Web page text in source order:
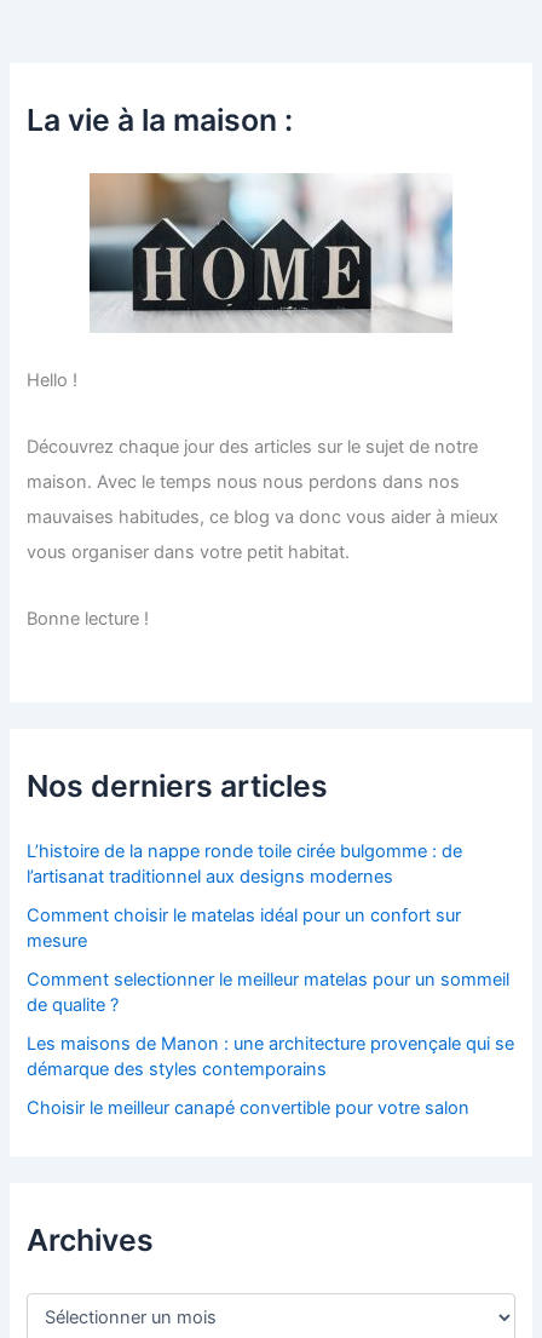
La vie à la maison :
Hello !
Découvrez chaque jour des articles sur le sujet de notre
maison. Avec le temps nous nous perdons dans nos
mauvaises habitudes, ce blog va donc vous aider à mieux
vous organiser dans votre petit habitat.
Bonne lecture !
Nos derniers articles
L’histoire de la nappe ronde toile cirée bulgomme : de
l’artisanat traditionnel aux designs modernes
Comment choisir le matelas idéal pour un confort sur
mesure
Comment selectionner le meilleur matelas pour un sommeil
de qualite ?
Les maisons de Manon : une architecture provençale qui se
démarque des styles contemporains
Choisir le meilleur canapé convertible pour votre salon
Archives
A